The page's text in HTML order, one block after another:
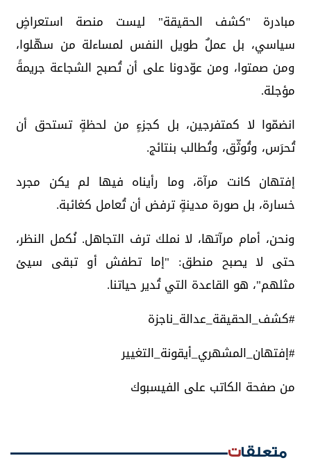
مبادرة "كشف الحقيقة" ليست منصة استعراضٍ
سياسي، بل عملٌ طويل النفس لمساءلة من سهّلوا،
ومن صمتوا، ومن عوّدونا على أن تُصبح الشجاعة جريمةً
مؤجلة.
انضمّوا لا كمتفرجين، بل كجزءٍ من لحظةٍ تستحق أن
تُحرَس، وتُوثّق، وتُطالب بنتائج.
إفتهان كانت مرآة، وما رأيناه فيها لم يكن مجرد
خسارة، بل صورة مدينةٍ ترفض أن تُعامل كغائبة.
ونحن، أمام مرآتها، لا نملك ترف التجاهل. نُكمل النظر،
حتى لا يصبح منطق: "إما تطفش أو تبقى سيئ
مثلهم"، هو القاعدة التي تُدير حياتنا.
#كشف_الحقيقة_عدالة_ناجزة
#إفتهان_المشهري_أيقونة_التغيير
من صفحة الكاتب على الفيسبوك
متعلقات